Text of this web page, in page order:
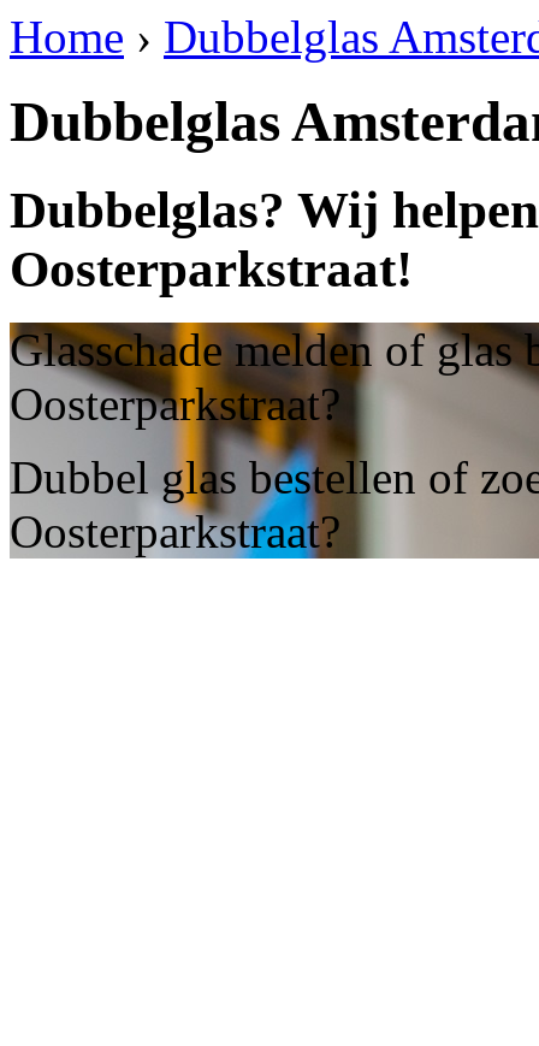
Home › Dubbelglas
Dubbelglas
Dubbelglas? Wij
Oosterparkstraat!
Glasschade melden of glas
Oosterparkstraat?
Dubbel glas bestellen of
Oosterparkstraat?